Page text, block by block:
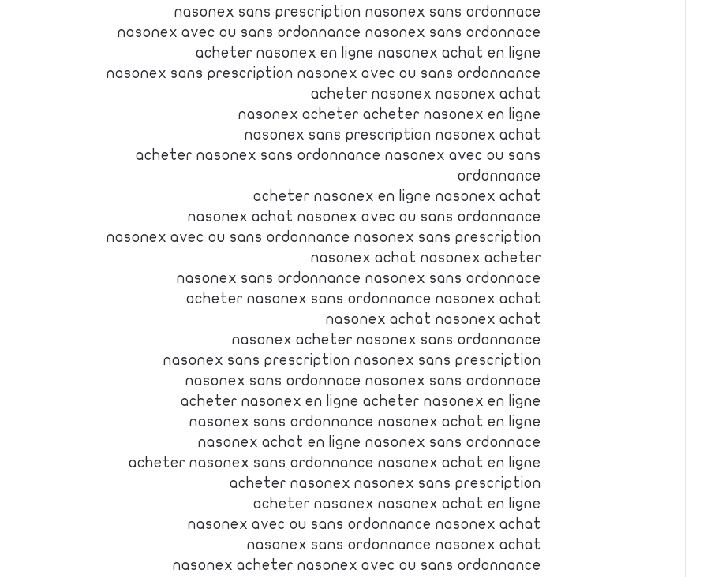
nasonex sans prescription nasonex sans ordonnace
nasonex avec ou sans ordonnance nasonex sans ordonnace
acheter nasonex en ligne nasonex achat en ligne
nasonex sans prescription nasonex avec ou sans ordonnance
acheter nasonex nasonex achat
nasonex acheter acheter nasonex en ligne
nasonex sans prescription nasonex achat
acheter nasonex sans ordonnance nasonex avec ou sans
ordonnance
acheter nasonex en ligne nasonex achat
nasonex achat nasonex avec ou sans ordonnance
nasonex avec ou sans ordonnance nasonex sans prescription
nasonex achat nasonex acheter
nasonex sans ordonnance nasonex sans ordonnace
acheter nasonex sans ordonnance nasonex achat
nasonex achat nasonex achat
nasonex acheter nasonex sans ordonnance
nasonex sans prescription nasonex sans prescription
nasonex sans ordonnace nasonex sans ordonnace
acheter nasonex en ligne acheter nasonex en ligne
nasonex sans ordonnance nasonex achat en ligne
nasonex achat en ligne nasonex sans ordonnace
acheter nasonex sans ordonnance nasonex achat en ligne
acheter nasonex nasonex sans prescription
acheter nasonex nasonex achat en ligne
nasonex avec ou sans ordonnance nasonex achat
nasonex sans ordonnance nasonex achat
nasonex acheter nasonex avec ou sans ordonnance